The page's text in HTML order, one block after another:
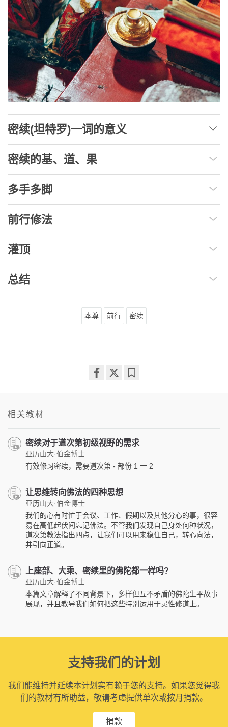
密续(坦特罗)一词的意义
密续的基、道、果
多手多脚
前行修法
灌顶
总结
本尊 前行 密续
相关教材
密续对于道次第初级视野的需求
亚历山大·伯金博士
有效修习密续，需要道次第 - 部份 1 一 2
让思维转向佛法的四种思想
亚历山大·伯金博士
我们的心有时忙于会议、工作、假期以及其他分心的事，很容
易在高低起伏间忘记佛法。不管我们发现自己身处何种状况，
道次第教法指出四点，让我们可以用来稳住自己，转心向法，
并引向正道。
上座部、大乘、密续里的佛陀都一样吗?
亚历山大·伯金博士
本篇文章解释了不同背景下，多样但互不矛盾的佛陀生平故事
展现，并且教导我们如何把这些特别运用于灵性修道上。
支持我们的计划
我们能维持并延续本计划实有赖于您的支持。如果您觉得我
们的教材有所助益，敬请考虑提供单次或按月捐款。
捐款